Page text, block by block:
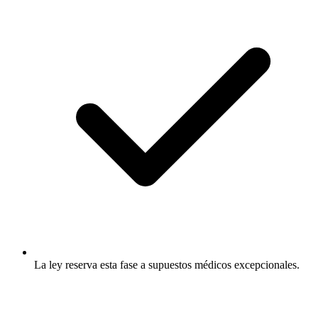
La ley reserva esta fase a supuestos médicos excepcionales.